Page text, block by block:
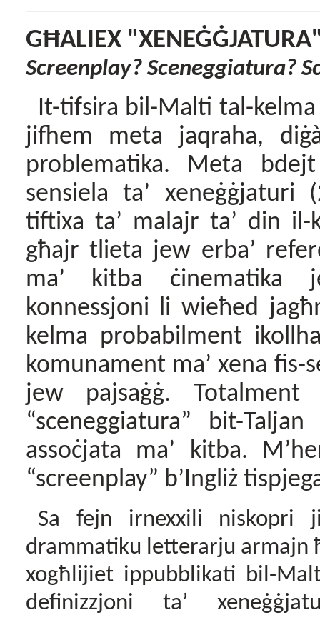
GĦALIEX
Screenplay? Sceneggiatura?
It-tifsira bil-Malti tal-
jifhem meta jaqraha,
problematika. Meta
sensiela ta’
tiftixa ta’ malajr ta’ din il-
għajr tlieta jew erba’
ma’ kitba ċinematika
konnessjoni li wieħed
kelma probabilment
komunament ma’ xena
jew pajsaġġ.
“sceneggiatura” bit-
assoċjata ma’ kitba.
“screenplay” b’Ingliż
Sa fejn irnexxili niskopri
drammatiku letterarju armajn
xogħlijiet ippubblikati bil-
definizzjoni ta’